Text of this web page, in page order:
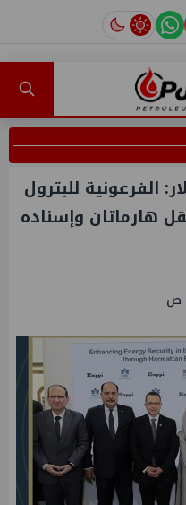
tiktok
الفرعونية للبترول
هارماتان وإسناده